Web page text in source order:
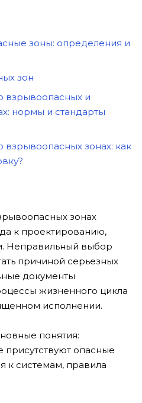
зоны: определения и
зон
взрывоопасных и
нормы и стандарты
взрывоопасных зонах: как
зонах
к проектированию,
Неправильный выбор
причиной серьезных
документы
жизненного цикла
исполнении.
понятия:
присутствуют опасные
к системам, правила